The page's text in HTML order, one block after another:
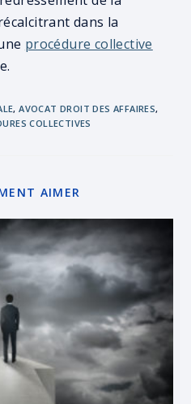
dans la
procédure collective
, AVOCAT DROIT DES AFFAIRES,
COLLECTIVES
AIMER